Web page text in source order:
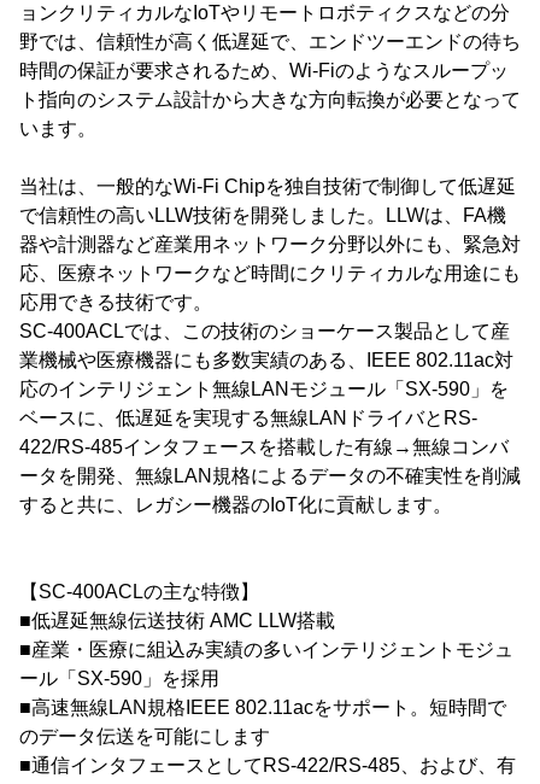
ョンクリティカルなIoTやリモートロボティクスなどの分
野では、信頼性が高く低遅延で、エンドツーエンドの待ち
時間の保証が要求されるため、Wi-Fiのようなスループッ
ト指向のシステム設計から大きな方向転換が必要となって
います。
当社は、一般的なWi-Fi Chipを独自技術で制御して低遅延
で信頼性の高いLLW技術を開発しました。LLWは、FA機
器や計測器など産業用ネットワーク分野以外にも、緊急対
応、医療ネットワークなど時間にクリティカルな用途にも
応用できる技術です。
SC-400ACLでは、この技術のショーケース製品として産
業機械や医療機器にも多数実績のある、IEEE 802.11ac対
応のインテリジェント無線LANモジュール「SX-590」を
ベースに、低遅延を実現する無線LANドライバとRS-
422/RS-485インタフェースを搭載した有線→無線コンバ
ータを開発、無線LAN規格によるデータの不確実性を削減
すると共に、レガシー機器のIoT化に貢献します。
【SC-400ACLの主な特徴】
■低遅延無線伝送技術 AMC LLW搭載
■産業・医療に組込み実績の多いインテリジェントモジュ
ール「SX-590」を採用
■高速無線LAN規格IEEE 802.11acをサポート。短時間で
のデータ伝送を可能にします
■通信インタフェースとしてRS-422/RS-485、および、有